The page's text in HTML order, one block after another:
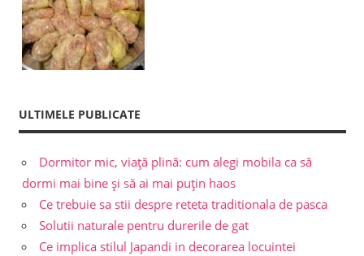
ULTIMELE PUBLICATE
Dormitor mic, viață plină: cum alegi mobila ca să
dormi mai bine și să ai mai puțin haos
Ce trebuie sa stii despre reteta traditionala de pasca
Solutii naturale pentru durerile de gat
Ce implica stilul Japandi in decorarea locuintei